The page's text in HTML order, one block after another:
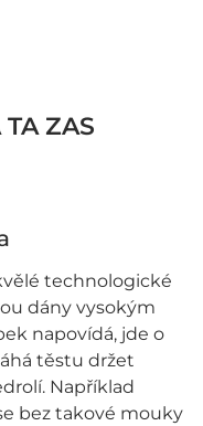
ZAS
technologické
dány vysokým
napovídá, jde o
těstu držet
Například
bez takové mouky